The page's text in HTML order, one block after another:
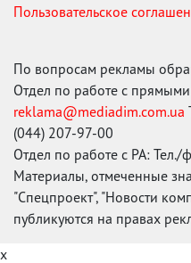
Пользовательское
По вопросам рекламы
Отдел по работе с
reklama@mediadim.com.ua
(044) 207-97-00
Отдел по работе с РА:
Материалы, отмеченные
"Спецпроект", "Новости
публикуются на правах
x